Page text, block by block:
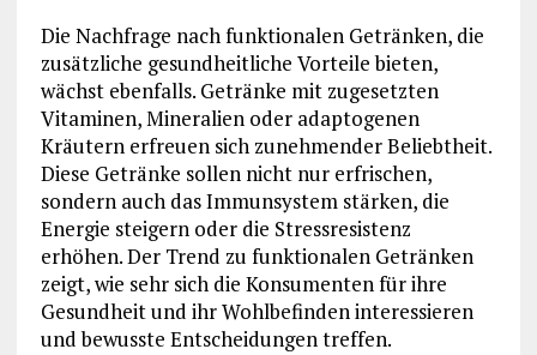
Die Nachfrage nach funktionalen Getränken, die
zusätzliche gesundheitliche Vorteile bieten,
wächst ebenfalls. Getränke mit zugesetzten
Vitaminen, Mineralien oder adaptogenen
Kräutern erfreuen sich zunehmender Beliebtheit.
Diese Getränke sollen nicht nur erfrischen,
sondern auch das Immunsystem stärken, die
Energie steigern oder die Stressresistenz
erhöhen. Der Trend zu funktionalen Getränken
zeigt, wie sehr sich die Konsumenten für ihre
Gesundheit und ihr Wohlbefinden interessieren
und bewusste Entscheidungen treffen.